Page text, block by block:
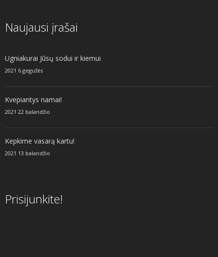
Naujausi įrašai
Ugniakurai Jūsų sodui ir kiemui
2021 6 gegužės
Kvepiantys namai!
2021 22 balandžio
Kepkime vasarą kartu!
2021 13 balandžio
Prisijunkite!